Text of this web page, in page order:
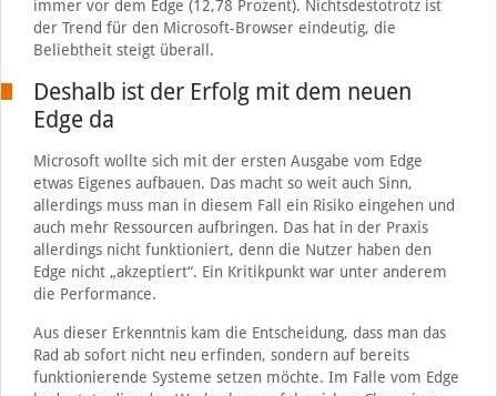
immer vor dem Edge (12,78 Prozent). Nichtsdestotrotz ist
der Trend für den Microsoft-Browser eindeutig, die
Beliebtheit steigt überall.
Deshalb ist der Erfolg mit dem neuen
Edge da
Microsoft wollte sich mit der ersten Ausgabe vom Edge
etwas Eigenes aufbauen. Das macht so weit auch Sinn,
allerdings muss man in diesem Fall ein Risiko eingehen und
auch mehr Ressourcen aufbringen. Das hat in der Praxis
allerdings nicht funktioniert, denn die Nutzer haben den
Edge nicht „akzeptiert“. Ein Kritikpunkt war unter anderem
die Performance.
Aus dieser Erkenntnis kam die Entscheidung, dass man das
Rad ab sofort nicht neu erfinden, sondern auf bereits
funktionierende Systeme setzen möchte. Im Falle vom Edge